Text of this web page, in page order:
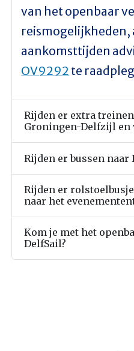
van het openbaar
aankomsttijden
OV9292 te
Rijden er extra
Groningen-Delfzijl en
Rijden er bussen naar
Rijden er
naar het
Kom je met het
DelfSail?